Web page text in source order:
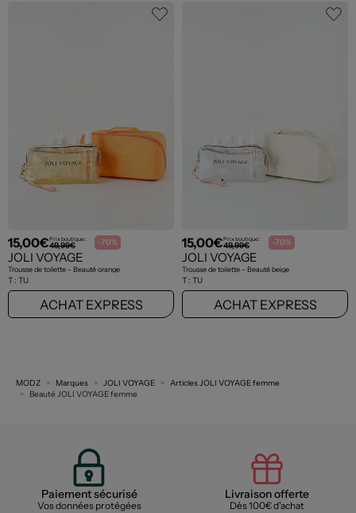
15,00€Prix boutique :
49,99€ -70%
JOLI VOYAGE
Trousse de toilette - Beauté orange
T : TU
ACHAT EXPRESS
15,00€Prix boutique :
49,99€ -70%
JOLI VOYAGE
Trousse de toilette - Beauté beige
T : TU
ACHAT EXPRESS
MODZ Marques JOLI VOYAGE
Articles JOLI VOYAGE femme
Beauté JOLI VOYAGE femme
Paiement sécurisé
Vos données protégées
Livraison offerte
Dès 100€ d'achat